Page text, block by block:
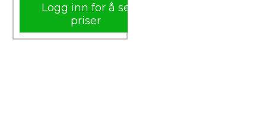
Logg inn for å se
priser